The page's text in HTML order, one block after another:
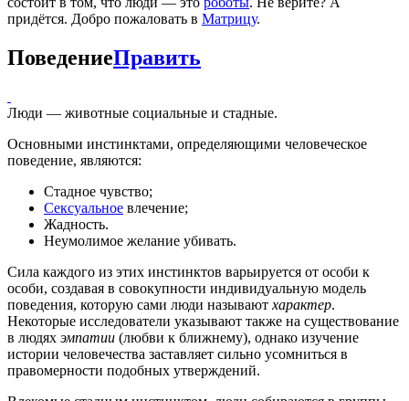
придётся. Добро пожаловать в Матрицу.
ПоведениеПравить
Люди — животные социальные и стадные.
Основными инстинктами, определяющими человеческое
поведение, являются:
Стадное чувство;
Сексуальное влечение;
Жадность.
Неумолимое желание убивать.
Сила каждого из этих инстинктов варьируется от особи к
особи, создавая в совокупности индивидуальную модель
поведения, которую сами люди называют характер.
Некоторые исследователи указывают также на существование
в людях эмпатии (любви к ближнему), однако изучение
истории человечества заставляет сильно усомниться в
правомерности подобных утверждений.